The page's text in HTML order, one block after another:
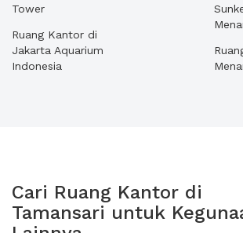
Tower
Ruang Kantor di
Jakarta Aquarium
Indonesia
Cari Ruang Kantor di
Tamansari untuk